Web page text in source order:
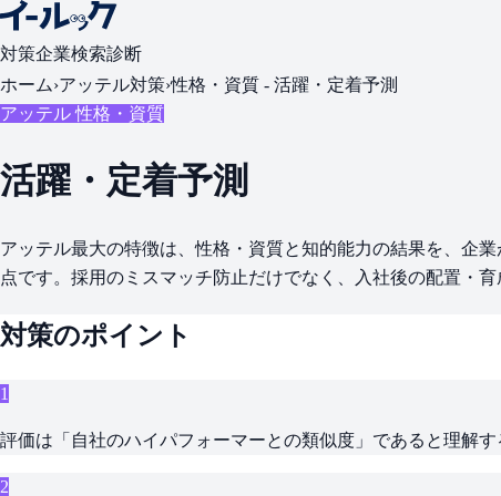
対策企業検索診断
ホーム›アッテル対策›性格・資質 - 活躍・定着予測
アッテル 性格・資質
活躍・定着予測
アッテル最大の特徴は、性格・資質と知的能力の結果を、企
点です。採用のミスマッチ防止だけでなく、入社後の配置・
対策のポイント
1
評価は「自社のハイパフォーマーとの類似度」であると理解す
2